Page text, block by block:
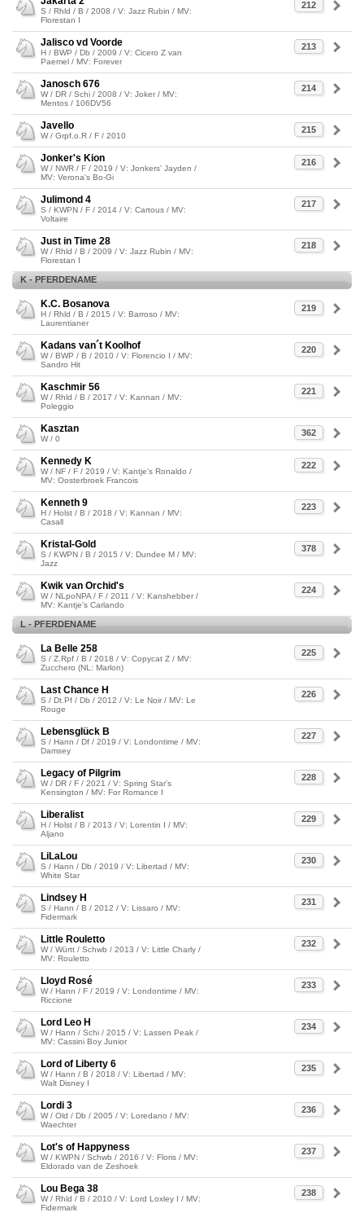
212
S / Rhld / B / 2008 / V: Jazz Rubin / MV:
Florestan I
213
Jalisco vd Voorde
H / BWP / Db / 2009 / V: Cicero Z van
Paemel / MV: Forever
214
Janosch 676
W / DR / Schi / 2008 / V: Joker / MV:
Mentos / 106DV56
215
Javello
W / Grpf.o.R / F / 2010
216
Jonker's Kion
W / NWR / F / 2019 / V: Jonkers' Jayden /
MV: Verona's Bo-Gi
217
Julimond 4
S / KWPN / F / 2014 / V: Cartous / MV:
Voltaire
218
Just in Time 28
W / Rhld / B / 2009 / V: Jazz Rubin / MV:
Florestan I
K - PFERDENAME
219
K.C. Bosanova
H / Rhld / B / 2015 / V: Barroso / MV:
Laurentianer
220
Kadans van´t Koolhof
W / BWP / B / 2010 / V: Florencio I / MV:
Sandro Hit
221
Kaschmir 56
W / Rhld / B / 2017 / V: Kannan / MV:
Poleggio
362
Kasztan
W / 0
222
Kennedy K
W / NF / F / 2019 / V: Kantje's Ronaldo /
MV: Oosterbroek Francois
223
Kenneth 9
H / Holst / B / 2018 / V: Kannan / MV:
Casall
378
Kristal-Gold
S / KWPN / B / 2015 / V: Dundee M / MV:
Jazz
224
Kwik van Orchid's
W / NLpoNPA / F / 2011 / V: Kanshebber /
MV: Kantje's Carlando
L - PFERDENAME
225
La Belle 258
S / Z.Rpf / B / 2018 / V: Copycat Z / MV:
Zucchero (NL: Marlon)
226
Last Chance H
S / Dt.Pf / Db / 2012 / V: Le Noir / MV: Le
Rouge
227
Lebensglück B
S / Hann / Df / 2019 / V: Londontime / MV:
Damsey
228
Legacy of Pilgrim
W / DR / F / 2021 / V: Spring Star's
Kensington / MV: For Romance I
229
Liberalist
H / Holst / B / 2013 / V: Lorentin I / MV:
Aljano
230
LiLaLou
S / Hann / Db / 2019 / V: Libertad / MV:
White Star
231
Lindsey H
S / Hann / B / 2012 / V: Lissaro / MV:
Fidermark
232
Little Rouletto
W / Württ / Schwb / 2013 / V: Little Charly /
MV: Rouletto
233
Lloyd Rosé
W / Hann / F / 2019 / V: Londontime / MV:
Riccione
234
Lord Leo H
W / Hann / Schi / 2015 / V: Lassen Peak /
MV: Cassini Boy Junior
235
Lord of Liberty 6
W / Hann / B / 2018 / V: Libertad / MV:
Walt Disney I
236
Lordi 3
W / Old / Db / 2005 / V: Loredano / MV:
Waechter
237
Lot's of Happyness
W / KWPN / Schwb / 2016 / V: Floris / MV:
Eldorado van de Zeshoek
238
Lou Bega 38
W / Rhld / B / 2010 / V: Lord Loxley I / MV:
Fidermark